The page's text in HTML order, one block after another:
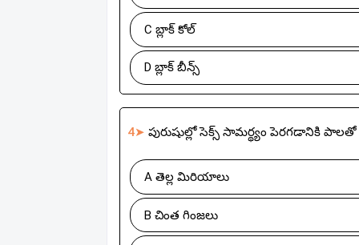
C బ్లాక్ కోల్
D బ్లాక్ బీన్స్
4➤ పురుషుల్లో సెక్స్ సామర్థ్యం పెరగడానికి
A తెల్ల మిరియాలు
B చింత గింజలు